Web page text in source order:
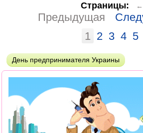
Страницы: ←
Предыдущая
1 2 3 4 5
День предпринимателя Украины